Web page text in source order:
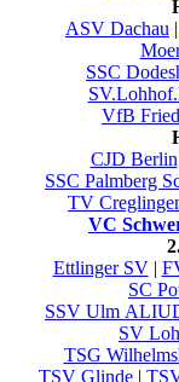
ASV Dachau |
SSC
VfB
CJD Berlin
SSC Palmberg
TV
VC
Ettlinger SV|
SC
SSV Ulm
SV
TSG
TSV Glinde |